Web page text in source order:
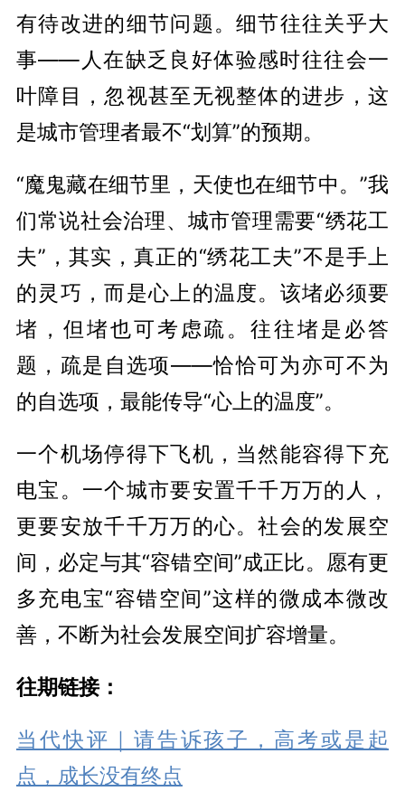
有待改进的细节问题。细节往往关乎大
事——人在缺乏良好体验感时往往会一
叶障目，忽视甚至无视整体的进步，这
是城市管理者最不“划算”的预期。
“魔鬼藏在细节里，天使也在细节中。”我
们常说社会治理、城市管理需要“绣花工
夫”，其实，真正的“绣花工夫”不是手上
的灵巧，而是心上的温度。该堵必须要
堵，但堵也可考虑疏。往往堵是必答
题，疏是自选项——恰恰可为亦可不为
的自选项，最能传导“心上的温度”。
一个机场停得下飞机，当然能容得下充
电宝。一个城市要安置千千万万的人，
更要安放千千万万的心。社会的发展空
间，必定与其“容错空间”成正比。愿有更
多充电宝“容错空间”这样的微成本微改
善，不断为社会发展空间扩容增量。
往期链接：
当代快评｜请告诉孩子，高考或是起
点，成长没有终点